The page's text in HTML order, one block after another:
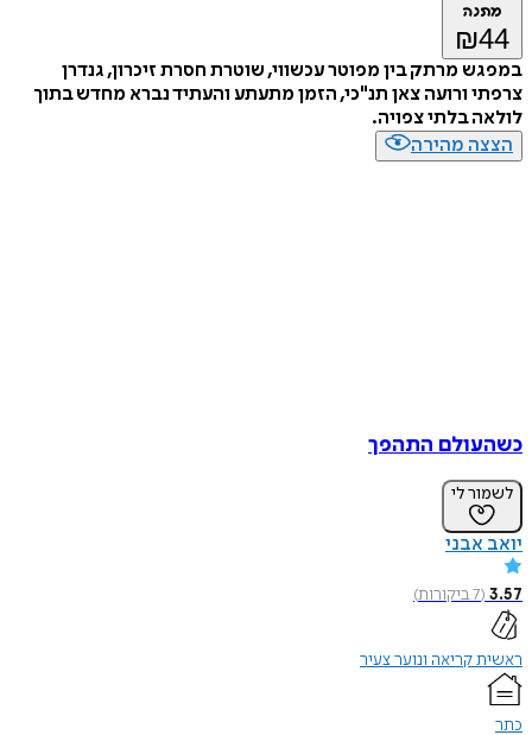
מתנה
₪44
במפגש מרתק בין מפוטר עכשווי, שוטרת חסרת זיכרון, גנדרן
צרפתי ורועה צאן תנ"כי, הזמן מתעתע והעתיד נברא מחדש בתוך
לולאה בלתי צפויה.
הצצה מהירה
כשהעולם התהפך
לשמור לי
יואב אבני
3.57
(
7ביקורות)
ראשית קריאה ונוער צעיר
כתר